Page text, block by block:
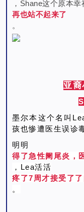
， Shane这个原本
再也站不起来了
。
亚裔
墨尔本这个名叫
孩也惨遭医生误诊
明明
得了急性阑尾炎，
， Lea活活
疼了7周才接受了
。